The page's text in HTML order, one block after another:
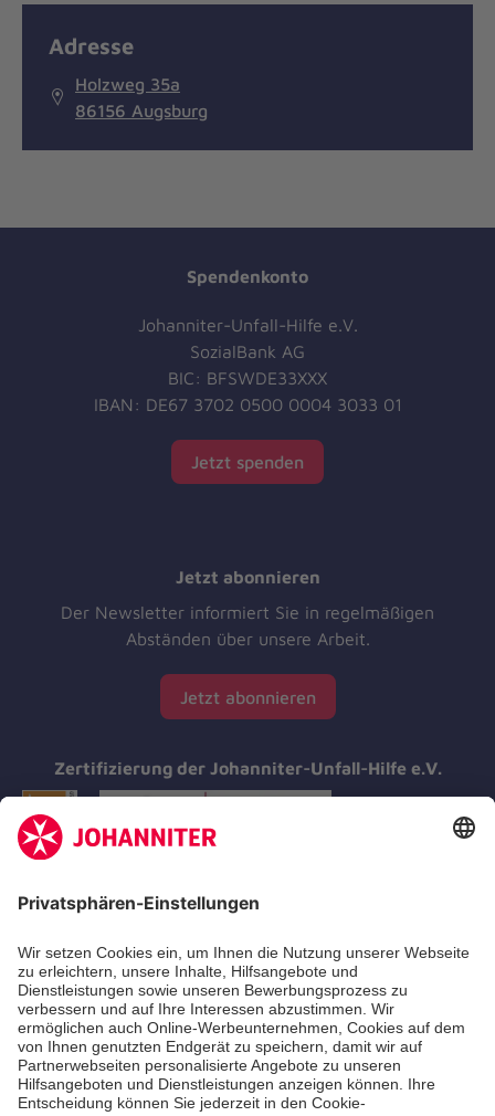
Adresse
Holzweg 35a
86156 Augsburg
Spendenkonto
Johanniter-Unfall-Hilfe e.V.
SozialBank AG
BIC: BFSWDE33XXX
IBAN: DE67 3702 0500 0004 3033 01
Jetzt spenden
Jetzt abonnieren
Der Newsletter informiert Sie in regelmäßigen
Abständen über unsere Arbeit.
Jetzt abonnieren
Zertifizierung der Johanniter-Unfall-Hilfe e.V.
Aus- & Fortbildungen
Erste-Hilfe-Kurse
Jobs & Ehrenamt
Freiwilligendienst